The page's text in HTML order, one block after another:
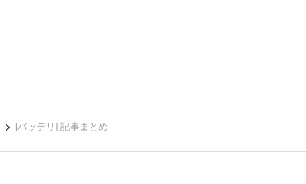
[バッテリ] 記事まとめ